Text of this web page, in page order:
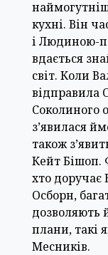
кухні. Він
і Людиною-
вдається
світ. Коли
відправила
Соколиного
з’явилася
також
Кейт Бішоп.
хто доручає
Осборн,
дозволяють
плани, такі
Месників.